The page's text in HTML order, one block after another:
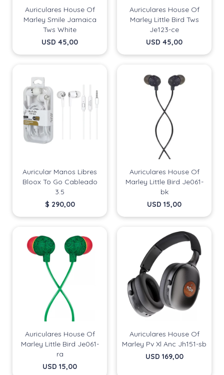
Auriculares House Of
Marley Smile Jamaica
Tws White
USD 45,00
Auriculares House Of
Marley Little Bird Tws
Je123-ce
USD 45,00
Auricular Manos Libres
Bloox To Go Cableado
3.5
$ 290,00
Auriculares House Of
Marley Little Bird Je061-
bk
USD 15,00
Auriculares House Of
Marley Little Bird Je061-
ra
USD 15,00
Auriculares House Of
Marley Pv Xl Anc Jh151-sb
USD 169,00